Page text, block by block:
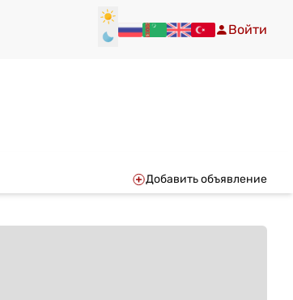
Войти
Добавить объявление